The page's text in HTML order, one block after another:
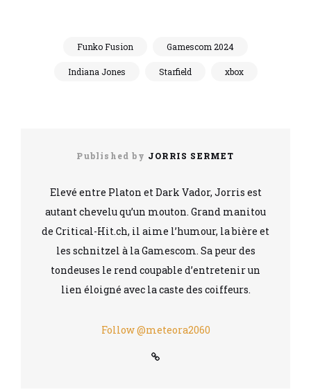
Funko Fusion Gamescom 2024
Indiana Jones Starfield xbox
Published by JORRIS SERMET
Elevé entre Platon et Dark Vador, Jorris est
autant chevelu qu’un mouton. Grand manitou
de Critical-Hit.ch, il aime l’humour, la bière et
les schnitzel à la Gamescom. Sa peur des
tondeuses le rend coupable d’entretenir un
lien éloigné avec la caste des coiffeurs.
Follow @meteora2060